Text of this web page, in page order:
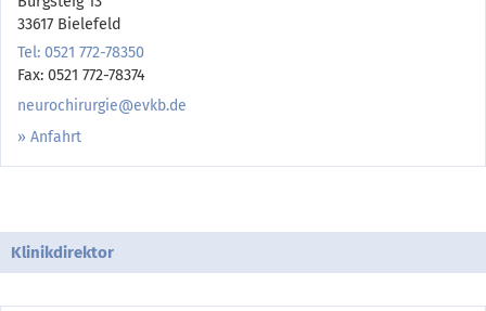
33617 Bielefeld
Tel: 0521 772-78350
Fax: 0521 772-78374
neurochirurgie@evkb.de
Anfahrt
Klinikdirektor